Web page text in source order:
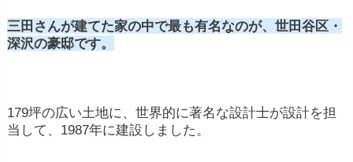
三田さんが建てた家の中で最も有名なのが、世田谷区・
深沢の豪邸です。
179坪の広い土地に、世界的に著名な設計士が設計を担
当して、1987年に建設しました。